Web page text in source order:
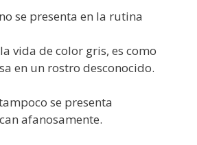
se presenta en la rutina
vida de color gris, es como
en un rostro desconocido.
se presenta
afanosamente.